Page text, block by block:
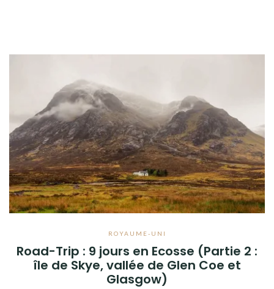
ROYAUME-UNI
Road-Trip : 9 jours en Ecosse (Partie 2 :
île de Skye, vallée de Glen Coe et
Glasgow)